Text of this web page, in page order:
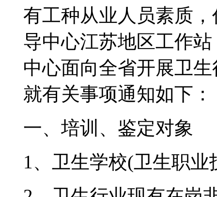
有工种从业人员素质
导中心江苏地区工作
中心面向全省开展卫
就有关事项通知如下：
一、培训、鉴定对象
1、卫生学校(卫生职业